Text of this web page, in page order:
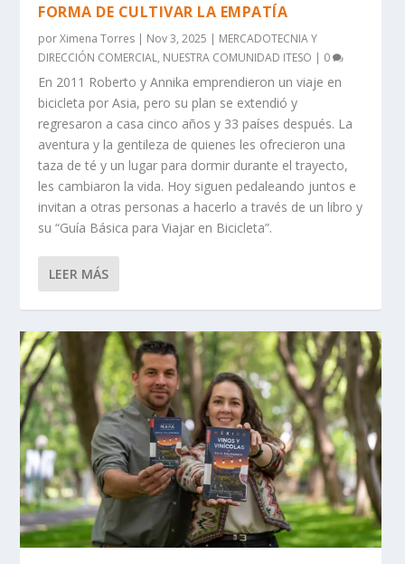
FORMA DE CULTIVAR LA EMPATÍA
porXimena Torres | Nov 3, 2025 | MERCADOTECNIA Y
DIRECCIÓN COMERCIAL, NUESTRA COMUNIDAD ITESO | 0
En 2011 Roberto y Annika emprendieron un viaje en
bicicleta por Asia, pero su plan se extendió y
regresaron a casa cinco años y 33 países después. La
aventura y la gentileza de quienes les ofrecieron una
taza de té y un lugar para dormir durante el trayecto,
les cambiaron la vida. Hoy siguen pedaleando juntos e
invitan a otras personas a hacerlo a través de un libro y
su “Guía Básica para Viajar en Bicicleta”.
LEER MÁS